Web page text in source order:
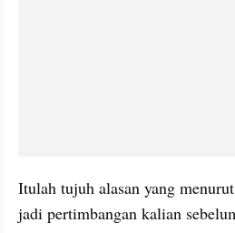
Itulah tujuh alasan yang
jadi pertimbangan kalian